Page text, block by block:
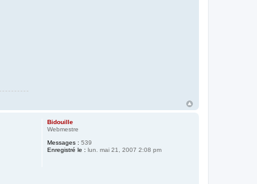
Bidouille
Webmestre
Messages : 539
Enregistré le : lun. mai 21, 2007 2:08 pm